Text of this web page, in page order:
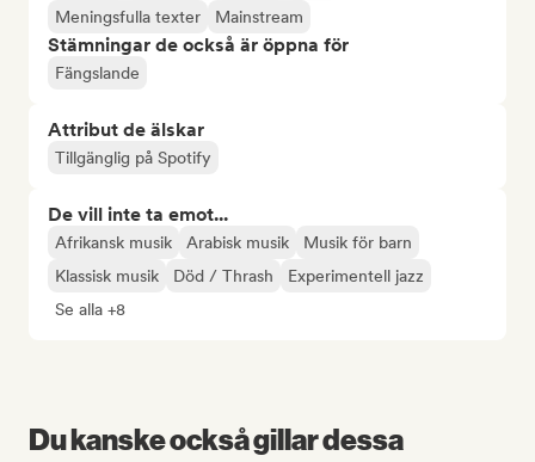
Meningsfulla texter
Mainstream
Stämningar de också är öppna för
Fängslande
Attribut de älskar
Tillgänglig på Spotify
De vill inte ta emot...
Afrikansk musik Arabisk musik
Musik för barn
Klassisk musik
Död / Thrash
Experimentell jazz
Se alla +8
Du kanske också gillar dessa